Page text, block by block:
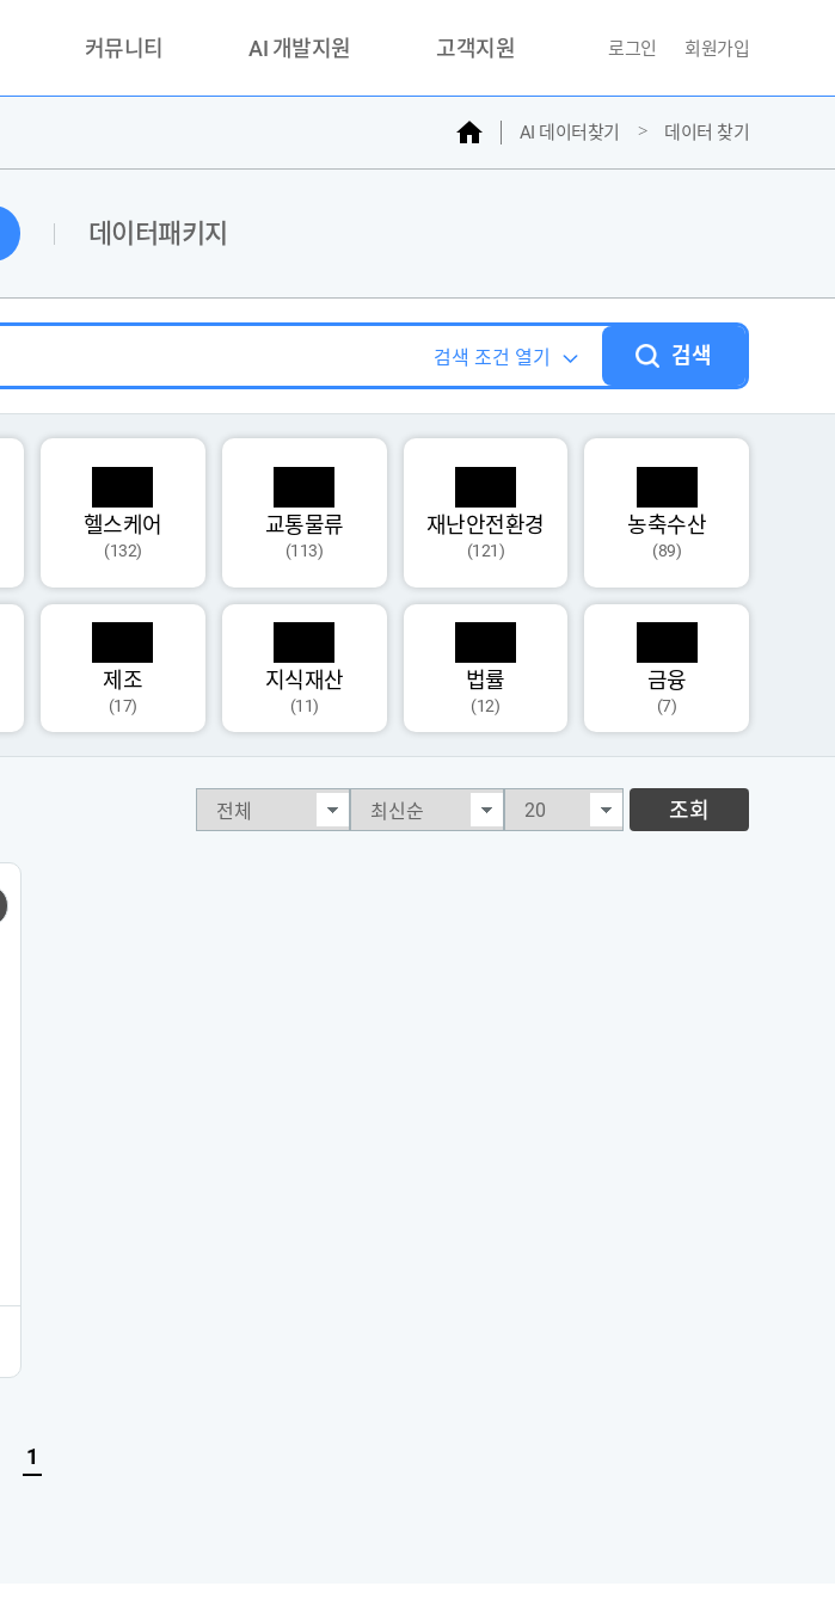
커뮤니티
활용성과 우수사례
품질가이드
AI 개발지원 고객지원
문의하기
자주찾는질문
로그인 회원가입
홈 AI 데이터찾기 데이터 찾기
데이터패키지
검색 조건 열기 검색
헬스케어
(132)
교통물류
(113)
재난안전환경
(121)
농축수산
(89)
제조
(17)
지식재산
(11)
법률
(12)
금융
(7)
조회
1